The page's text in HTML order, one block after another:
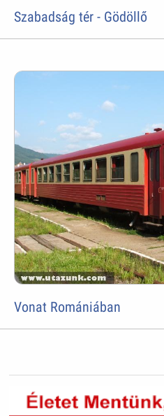
Szabadság tér - Gödöllő
Vonat Romániában